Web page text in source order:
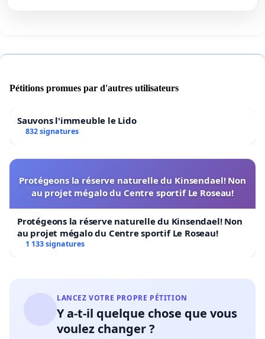
Pétitions promues par d'autres utilisateurs
Sauvons l'immeuble le Lido
832 signatures
Protégeons la réserve naturelle du Kinsendael! Non
au projet mégalo du Centre sportif Le Roseau!
Protégeons la réserve naturelle du Kinsendael! Non
au projet mégalo du Centre sportif Le Roseau!
1 133 signatures
LANCEZ VOTRE PROPRE PÉTITION
Y a-t-il quelque chose que vous
voulez changer ?